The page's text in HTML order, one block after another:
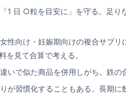
1 日 ○粒を目安に」を守る。足り
性向け・妊娠期向けの複合サプリ
を見て合算で考える。
いで似た商品を併用しがち。鉄の
が習慣化することもある。長期